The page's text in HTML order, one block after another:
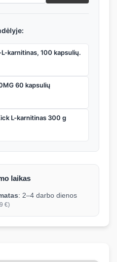
karnitinas, 100 kapsulių.
60 kapsulių
L-karnitinas 300 g
laikas
: 2–4 darbo dienos
€)